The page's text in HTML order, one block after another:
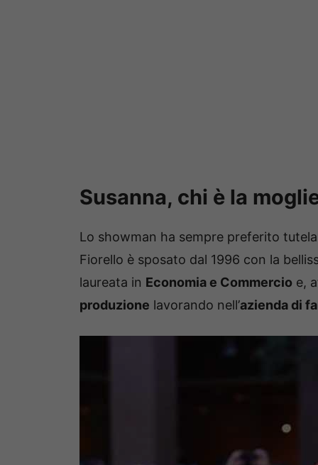
Susanna, chi è la
Lo showman ha sempre preferito
Fiorello è sposato dal 1996 con la
laureata in Economia e Commercio e,
produzione lavorando nell’azienda di